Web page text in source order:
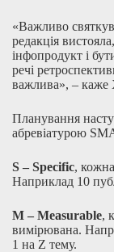
«Важливо
редакція
інфопродукт і
речі
важлива», – каже
Планування
абревіатурою
S – Specific,
Наприклад 10
M – Measurable,
вимірювана.
1 на Z тему.